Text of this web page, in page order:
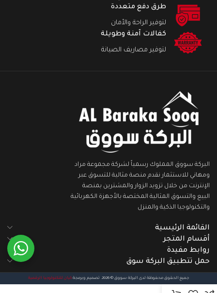
طرق دفع متعددة
لتوفير الراحة والأمان
كفالات آمنة وطويلة
لتوفير مصاريف الصيانة
البركة سووق المملوك رسمياً لشركة مجموعة مراد
ومهاني للاستثمار نقدم منصة مثالية للتسوق عبر
الإنترنت من خلال تزويد الزوار والمشترين بمنصة
البيع والتسوق المثالية المختصة بالأجهزة الكهربائية
والتكنولوجيا الذكية والمنزل
القائمة الرئيسية
أقسام المتجر
روابط مفيدة
حمل تتطبيق البركة سوق
جميع الحقوق محفوظة لدى البركة سووق © 2026. تصميم وبرمجة كيان للتكنولوجيا الرقمية